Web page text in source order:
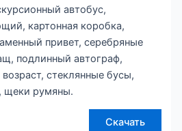
автобус,
картонная коробка,
привет, серебряные
подлинный автограф,
стеклянные бусы,
щеки румяны.
Скачать